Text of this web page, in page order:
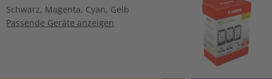
Schwarz, Magenta, Cyan, Gelb
Passende Geräte anzeigen